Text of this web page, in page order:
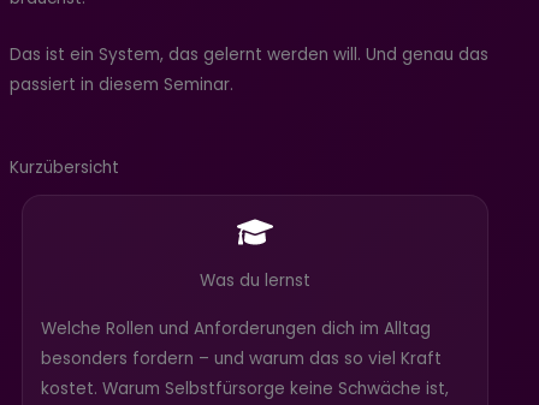
Das ist ein System, das gelernt werden will. Und genau das
passiert in diesem Seminar.
Kurzübersicht
Was du lernst
Welche Rollen und Anforderungen dich im Alltag
besonders fordern – und warum das so viel Kraft
kostet. Warum Selbstfürsorge keine Schwäche ist,